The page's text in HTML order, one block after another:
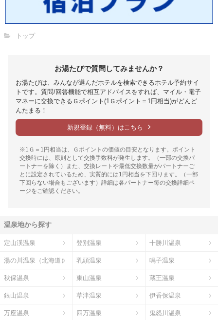
トップ
お湯たびで質問してみませんか？
お湯たびは、みんなが選んだホテルを検索できるホテル予約サイ
トです。質問/回答機能で相互アドバイスをすれば、マイル・電子
マネーに交換できるＧポイント(1Ｇポイント＝1円相当)がどんど
んたまる！
新規登録（無料）はこちら
※1Ｇ＝1円相当は、Ｇポイントの価値の目安となります。ポイント
交換時には、原則として交換手数料が発生します。（一部の交換パ
ートナーを除く）また、交換レートや最低交換数量がパートナーご
とに設定されているため、実質的には1円相当を下回ります。（一部
下回らない場合もございます）詳細は各パートナー毎の交換詳細ペ
ージをご確認ください。
温泉地から探す
定山渓温泉 登別温泉 十勝川温泉
湯の川温泉（北海道） 乳頭温泉 鳴子温泉
秋保温泉 東山温泉 蔵王温泉
銀山温泉 草津温泉 伊香保温泉
万座温泉 四万温泉 鬼怒川温泉